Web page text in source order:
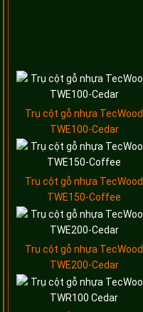
Trụ cột gỗ nhựa TecWood
TWE100-Cedar
Trụ cột gỗ nhựa TecWood
TWE150-Coffee
Trụ cột gỗ nhựa TecWood
TWE200-Cedar